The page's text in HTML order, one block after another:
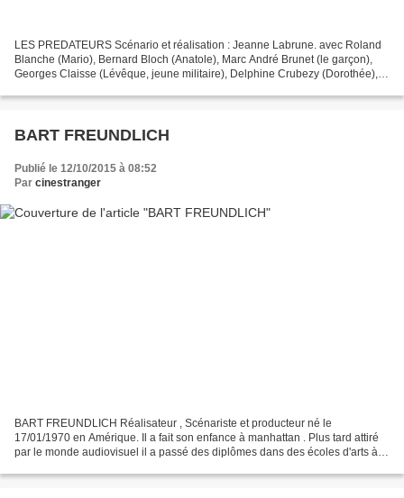
LES PREDATEURS Scénario et réalisation : Jeanne Labrune. avec Roland
Blanche (Mario), Bernard Bloch (Anatole), Marc André Brunet (le garçon),
Georges Claisse (Lévêque, jeune militaire), Delphine Crubezy (Dorothée),
BART FREUNDLICH
Publié le 12/10/2015 à 08:52
Par cinestranger
BART FREUNDLICH Réalisateur , Scénariste et producteur né le
17/01/1970 en Amérique. Il a fait son enfance à manhattan . Plus tard attiré
par le monde audiovisuel il a passé des diplômes dans des écoles d'arts à